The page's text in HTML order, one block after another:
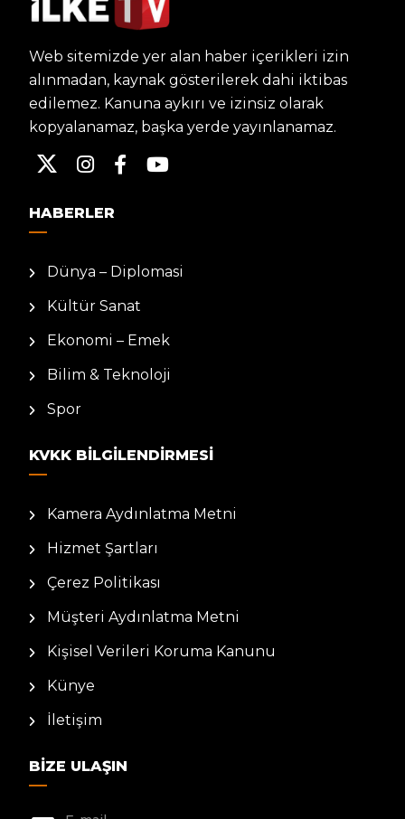
Web sitemizde yer alan haber içerikleri izin
alınmadan, kaynak gösterilerek dahi iktibas
edilemez. Kanuna aykırı ve izinsiz olarak
kopyalanamaz, başka yerde yayınlanamaz.
HABERLER
Dünya – Diplomasi
Kültür Sanat
Ekonomi – Emek
Bilim & Teknoloji
Spor
KVKK BILGILENDIRMESI
Kamera Aydınlatma Metni
Hizmet Şartları
Çerez Politikası
Müşteri Aydınlatma Metni
Kişisel Verileri Koruma Kanunu
Künye
İletişim
BIZE ULAŞIN